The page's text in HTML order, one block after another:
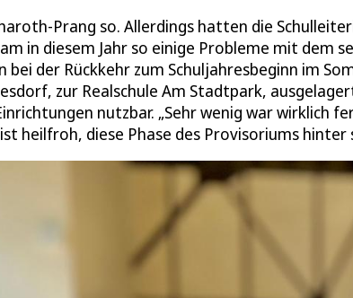
Prang so. Allerdings hatten die
in diesem Jahr so einige Probleme mit dem
bei der Rückkehr zum Schuljahresbeginn im
zur Realschule Am Stadtpark,
nutzbar. „Sehr wenig war wirklich
heilfroh, diese Phase des Provisoriums hinter